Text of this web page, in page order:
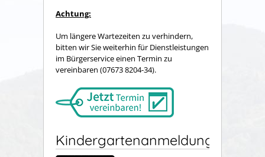
Achtung:
Um längere Wartezeiten zu verhindern,
bitten wir Sie weiterhin für Dienstleistungen
im Bürgerservice einen Termin zu
vereinbaren (07673 8204-34).
Kindergartenanmeldung